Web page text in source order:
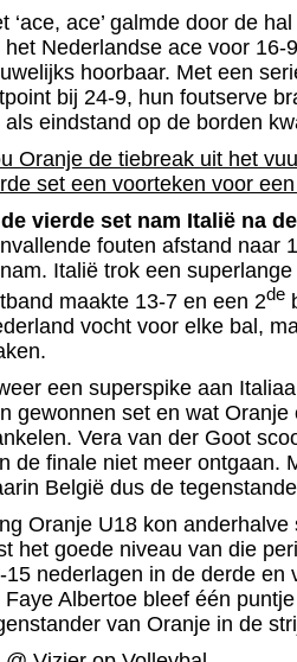
‘ace, ace’ galmde door de
het Nederlandse ace voor 16-
hoorbaar. Met een
bij 24-9, hun foutserve
als eindstand op de borden
Oranje de tiebreak uit het
set een voorteken voor
vierde set nam Italië na de
fouten afstand naar
Italië trok een
maakte 13-7 en een 2de
vocht voor elke bal,
een superspike aan
gewonnen set en wat
Vera van der Goot
de finale niet meer ontgaan.
België dus de
Oranje U18 kon
het goede niveau van die
15 nederlagen in de derde en
Faye Albertoe bleef één
van Oranje in de